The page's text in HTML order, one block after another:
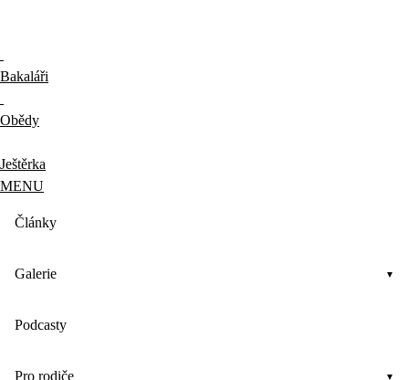
Bakaláři
Obědy
Ještěrka
MENU
Články
Galerie
Podcasty
Pro rodiče